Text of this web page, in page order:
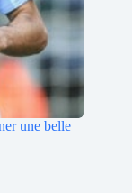
une belle